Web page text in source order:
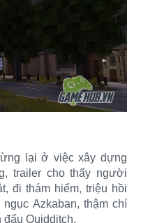
lại ở việc xây dựng
trailer cho thấy người
đi thám hiểm, triệu hồi
Azkaban, thậm chí
đấu Quidditch.